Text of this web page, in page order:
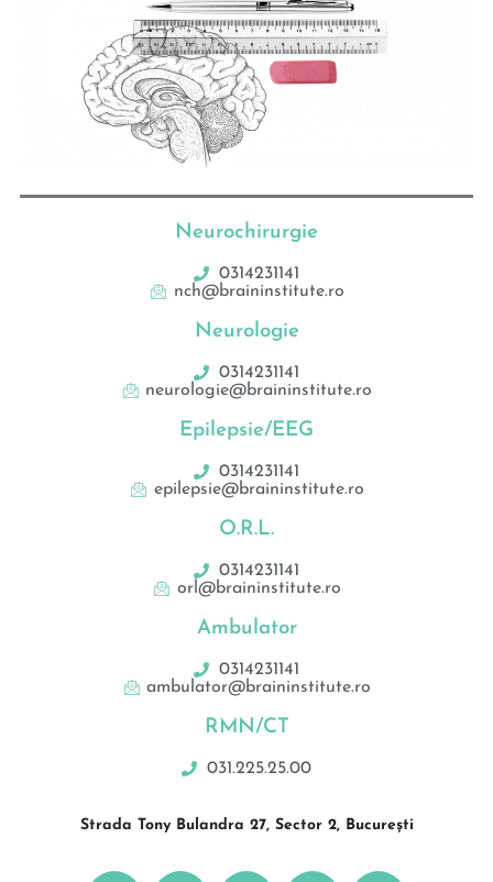
Neurochirurgie
0314231141
nch@braininstitute.ro
Neurologie
0314231141
neurologie@braininstitute.ro
Epilepsie/EEG
0314231141
epilepsie@braininstitute.ro
O.R.L.
0314231141
orl@braininstitute.ro
Ambulator
0314231141
ambulator@braininstitute.ro
RMN/CT
031.225.25.00
Strada Tony Bulandra 27, Sector 2, București